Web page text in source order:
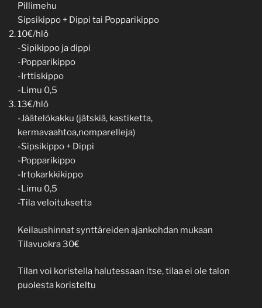
Pillimehu
Sipsikippo + Dippi tai Popparikippo
10€/hlö
-Sipikippo ja dippi
-Popparikippo
-Irttiskippo
-Limu 0,5
13€/hlö
-Jäätelökakku (jätskiä, kastiketta,
kermavaahtoa,nomparelleja)
-Sipsikippo + Dippi
-Popparikippo
-Irtokarkkikippo
-Limu 0,5
-Tila veloituksetta
Keilaushinnat synttäreiden ajankohdan mukaan
Tilavuokra 30€
Tilan voi koristella halutessaan itse, tilaa ei ole talon
puolesta koristeltu